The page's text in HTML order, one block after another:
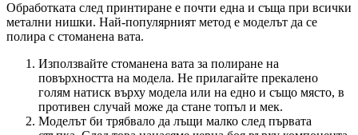
Обработката след принтиране е почти една и съща при всички
метални нишки. Най-популярният метод е моделът да се
полира с стоманена вата.
Използвайте стоманена вата за полиране на
повърхността на модела. Не прилагайте прекалено
голям натиск върху модела или на едно и също място, в
противен случай може да стане топъл и мек.
Моделът би трябвало да лъщи малко след първата